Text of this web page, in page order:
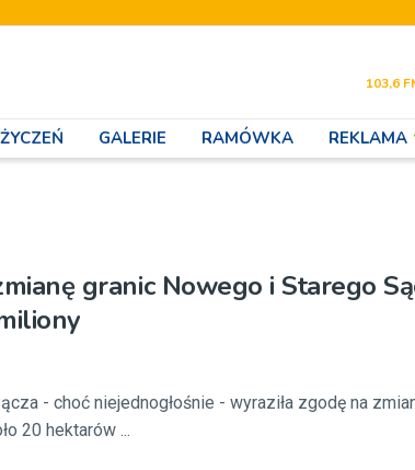
103,6
GALERIE RAMÓWKA REKLAMA
granic Nowego i Starego
- choć niejednogłośnie - wyraziła zgodę na
20 hektarów ...